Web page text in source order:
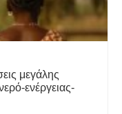
μεγάλης
ενέργειας-